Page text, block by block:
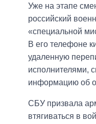
Уже на этапе
российский
«специальной
В его телефоне
удаленную
исполнителями,
информацию об
СБУ призвала
втягиваться в